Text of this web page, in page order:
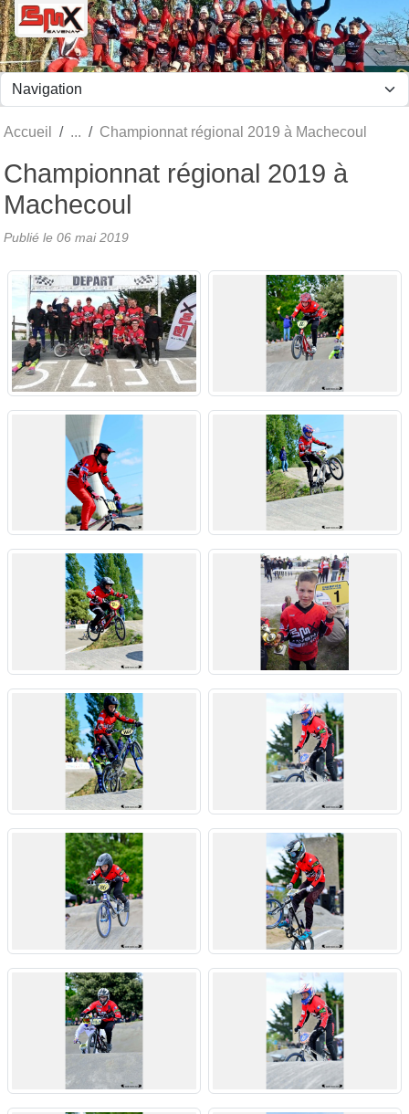
Accueil Championnat régional 2019 à Machecoul
Championnat régional 2019 à
Machecoul
Publié le 06 mai 2019
Panneau de gestion des cookies